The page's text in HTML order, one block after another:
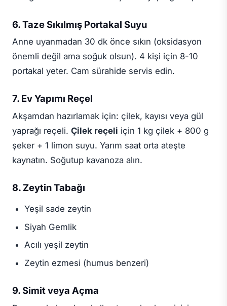
6. Taze Sıkılmış Portakal Suyu
Anne uyanmadan 30 dk önce sıkın (oksidasyon
önemli değil ama soğuk olsun). 4 kişi için 8-10
portakal yeter. Cam sürahide servis edin.
7. Ev Yapımı Reçel
Akşamdan hazırlamak için: çilek, kayısı veya gül
yaprağı reçeli. Çilek reçeli için 1 kg çilek + 800 g
şeker + 1 limon suyu. Yarım saat orta ateşte
kaynatın. Soğutup kavanoza alın.
8. Zeytin Tabağı
Yeşil sade zeytin
Siyah Gemlik
Acılı yeşil zeytin
Zeytin ezmesi (humus benzeri)
9. Simit veya Açma